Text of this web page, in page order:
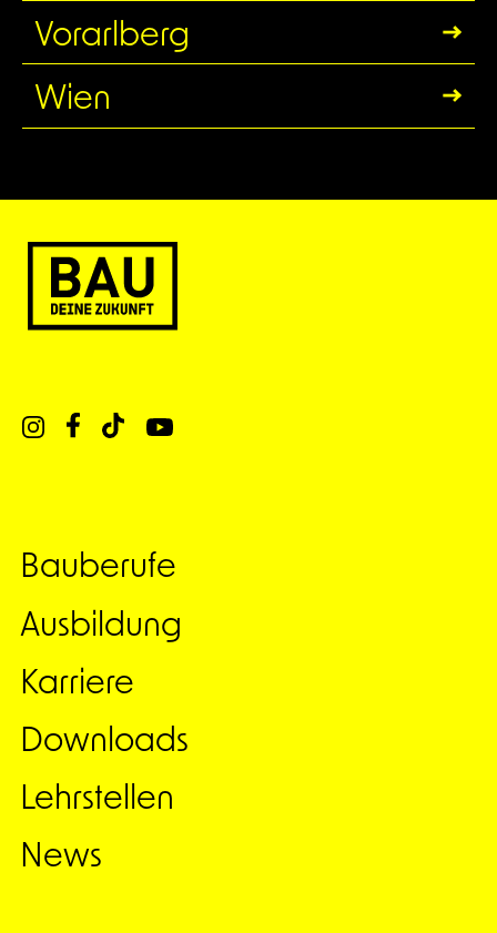
Vorarlberg
Wien
Bauberufe
Ausbildung
Karriere
Downloads
Lehrstellen
News